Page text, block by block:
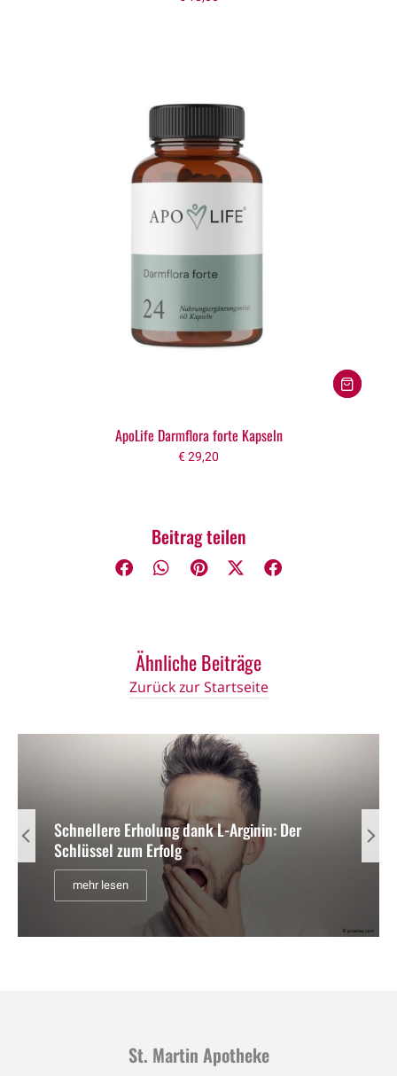
ApoLife Darmflora forte Kapseln
€29,20
Beitrag teilen
Ähnliche Beiträge
Zurück zur Startseite
Schnellere Erholung dank L-Arginin: Der
Schlüssel zum Erfolg
mehr lesen
St. Martin Apotheke